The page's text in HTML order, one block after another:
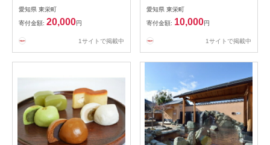
1セット(12枚綴)【1026546】
愛知県 東栄町
寄付金額: 20,000円
1サイトで掲載中
【配送不可地域：離島】
【1368496】
愛知県 東栄町
寄付金額: 10,000円
1サイトで掲載中